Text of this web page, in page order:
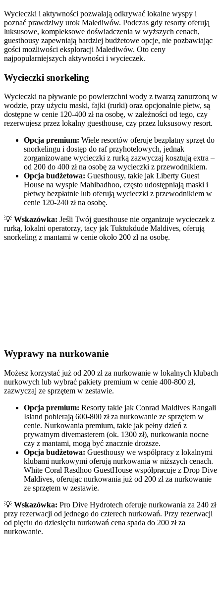
Wycieczki i aktywności pozwalają odkrywać lokalne wyspy i
poznać prawdziwy urok Malediwów. Podczas gdy resorty oferują
luksusowe, kompleksowe doświadczenia w wyższych cenach,
guesthousy zapewniają bardziej budżetowe opcje, nie pozbawiając
gości możliwości eksploracji Malediwów. Oto ceny
najpopularniejszych aktywności i wycieczek.
Wycieczki snorkeling
Wycieczki na pływanie po powierzchni wody z twarzą zanurzoną w
wodzie, przy użyciu maski, fajki (rurki) oraz opcjonalnie płetw, są
dostępne w cenie 120-400 zł na osobę, w zależności od tego, czy
rezerwujesz przez lokalny guesthouse, czy przez luksusowy resort.
Opcja premium: Wiele resortów oferuje bezpłatny sprzęt do
snorkelingu i dostęp do raf przyhotelowych, jednak
zorganizowane wycieczki z rurką zazwyczaj kosztują extra –
od 200 do 400 zł na osobę za wycieczki z przewodnikiem.
Opcja budżetowa: Guesthousy, takie jak Liberty Guest
House na wyspie Mahibadhoo, często udostępniają maski i
płetwy bezpłatnie lub oferują wycieczki z przewodnikiem w
cenie 120-240 zł na osobę.
💡 Wskazówka: Jeśli Twój guesthouse nie organizuje wycieczek z
rurką, lokalni operatorzy, tacy jak Tuktukdude Maldives, oferują
snorkeling z mantami w cenie około 200 zł na osobę.
Wyprawy na nurkowanie
Możesz korzystać już od 200 zł za nurkowanie w lokalnych klubach
nurkowych lub wybrać pakiety premium w cenie 400-800 zł,
zazwyczaj ze sprzętem w zestawie.
Opcja premium: Resorty takie jak Conrad Maldives Rangali
Island pobierają 600-800 zł za nurkowanie ze sprzętem w
cenie. Nurkowania premium, takie jak pełny dzień z
prywatnym divemasterem (ok. 1300 zł), nurkowania nocne
czy z mantami, mogą być znacznie droższe.
Opcja budżetowa: Guesthousy we współpracy z lokalnymi
klubami nurkowymi oferują nurkowania w niższych cenach.
White Coral Rasdhoo GuestHouse współpracuje z Drop Dive
Maldives, oferując nurkowania już od 200 zł za nurkowanie
ze sprzętem w zestawie.
💡 Wskazówka: Pro Dive Hydrotech oferuje nurkowania za 240 zł
przy rezerwacji od jednego do czterech nurkowań. Przy rezerwacji
od pięciu do dziesięciu nurkowań cena spada do 200 zł za
nurkowanie.